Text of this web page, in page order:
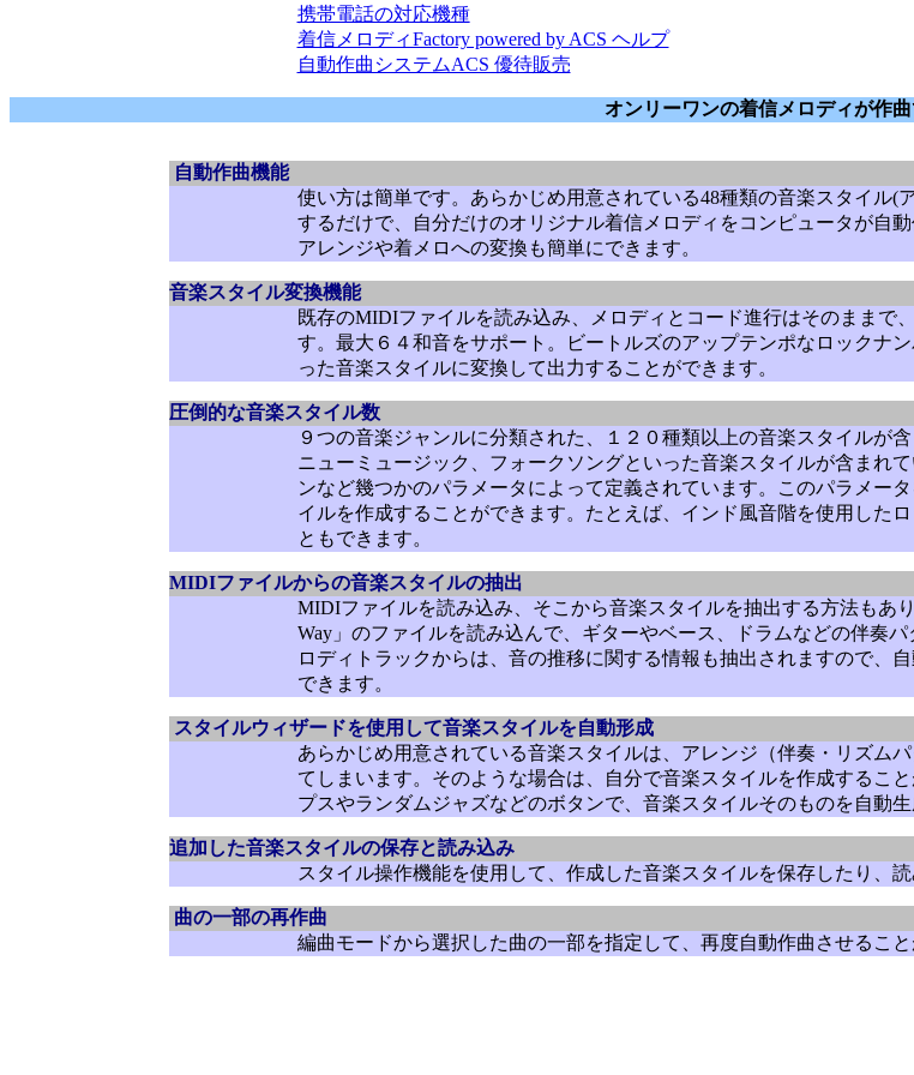
携帯電話の対応機種
着信メロディFactory powered by ACS ヘルプ
自動作曲システムACS 優待販売
オンリーワンの着信メロディが作曲
自動作曲機能
使い方は簡単です。あらかじめ用意されている48種類の音楽スタイル(
するだけで、自分だけのオリジナル着信メロディをコンピュータが自
アレンジや着メロへの変換も簡単にできます。
音楽スタイル変換機能
既存のMIDIファイルを読み込み、メロディとコード進行はそのままで
す。最大６４和音をサポート。ビートルズのアップテンポなロックナ
った音楽スタイルに変換して出力することができます。
圧倒的な音楽スタイル数
９つの音楽ジャンルに分類された、１２０種類以上の音楽スタイルが
ニューミュージック、フォークソングといった音楽スタイルが含まれ
ンなど幾つかのパラメータによって定義されています。このパラメー
イルを作成することができます。たとえば、インド風音階を使用した
ともできます。
MIDIファイルからの音楽スタイルの抽出
MIDIファイルを読み込み、そこから音楽スタイルを抽出する方法もあ
Way」のファイルを読み込んで、ギターやベース、ドラムなどの伴奏
ロディトラックからは、音の推移に関する情報も抽出されますので、
できます。
スタイルウィザードを使用して音楽スタイルを自動形成
あらかじめ用意されている音楽スタイルは、アレンジ（伴奏・リズム
てしまいます。そのような場合は、自分で音楽スタイルを作成するこ
プスやランダムジャズなどのボタンで、音楽スタイルそのものを自動生
追加した音楽スタイルの保存と読み込み
スタイル操作機能を使用して、作成した音楽スタイルを保存したり、
曲の一部の再作曲
編曲モードから選択した曲の一部を指定して、再度自動作曲させること